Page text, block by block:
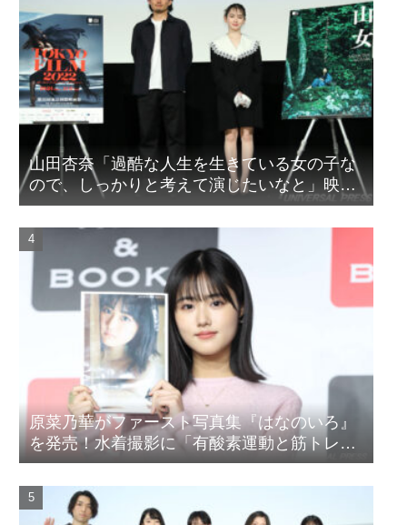
山田杏奈「過酷な人生を生きている女の子な
ので、しっかりと考えて演じたいなと」映画
『山女』東京国際映画祭Q&A
原菜乃華がファースト写真集『はなのいろ』
を発売！水着撮影に「有酸素運動と筋トレを
頑張りました」